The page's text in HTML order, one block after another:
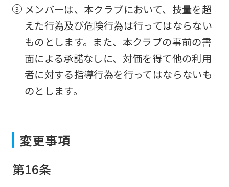
メンバーは、本クラブにおいて、技量を超
えた行為及び危険行為は行ってはならない
ものとします。また、本クラブの事前の書
面による承諾なしに、対価を得て他の利用
者に対する指導行為を行ってはならないも
のとします。
変更事項
第16条